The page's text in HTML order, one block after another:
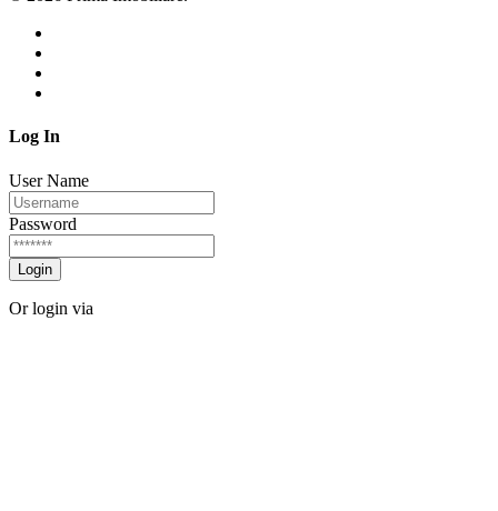
Log In
User Name
Password
Login
Or login via